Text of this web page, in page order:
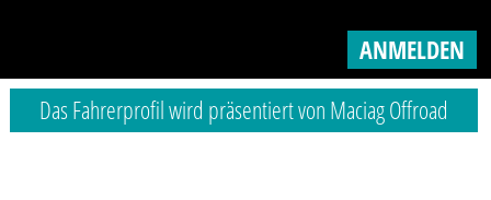
ANMELDEN
Das Fahrerprofil wird präsentiert von Maciag Offroad